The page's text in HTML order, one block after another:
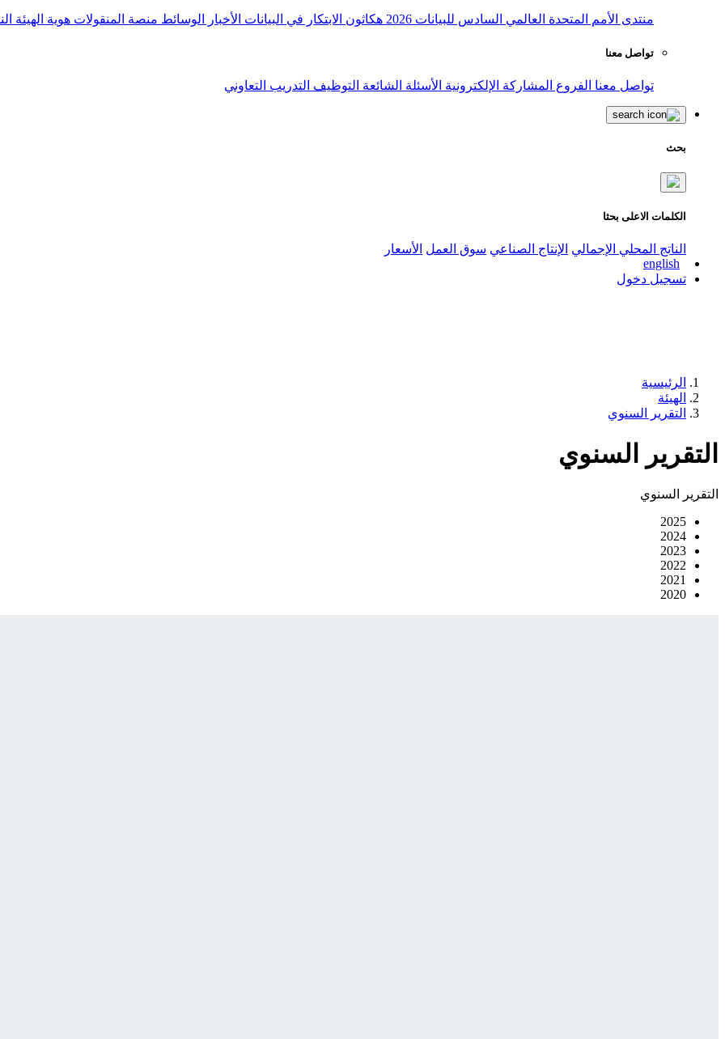
منتدى الأمم المتحدة العالمي السادس للبيانات 2026 هكاثون الابتكار في البيانات الأخبار الوسائط منصة المنقولات هوية الهيئة
تواصل معنا
تواصل معنا الفروع المشاركة الإلكترونية الأسئلة الشائعة التوظيف التدريب التعاوني
بحث
الكلمات الاعلى بحثا
الناتج المحلي الإجمالي الإنتاج الصناعي سوق العمل الأسعار
english
تسجيل دخول
الرئيسية
الهيئة
التقرير السنوي
التقرير السنوي
التقرير السنوي
2025
2024
2023
2022
2021
2020